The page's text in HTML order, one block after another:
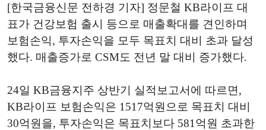
[한국금융신문 전하경 기자] 정문철 KB라이프 대
표가 건강보험 출시 등으로 매출확대를 견인하며
보험손익, 투자손익을 모두 목표치 대비 초과 달성
했다. 매출증가로 CSM도 전년 말 대비 증가했다.
24일 KB금융지주 상반기 실적보고서에 따르면,
KB라이프 보험손익은 1517억원으로 목표치 대비
30억원을, 투자손익은 목표치보다 581억원 초과한